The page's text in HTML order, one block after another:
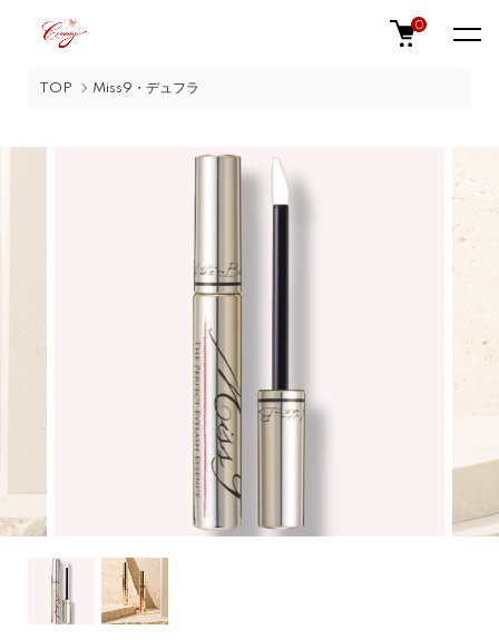
0
TOP Miss9・デュフラ